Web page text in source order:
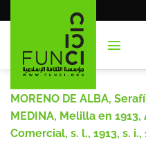
al
MORENO DE ALBA,
MEDINA, Melilla en
Comercial, s. l., 1913, s. i.,